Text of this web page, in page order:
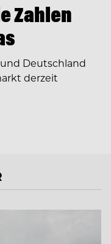
Zahlen
Deutschland
derzeit